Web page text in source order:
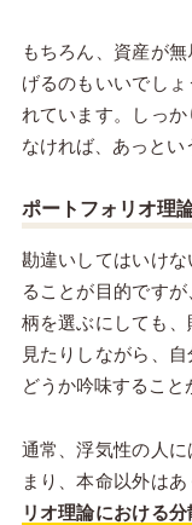
もちろん、資産が
げるのもいいでし
れています。しっ
なければ、あっとい
ポートフォリオ理
勘違いしてはいけ
ることが目的です
柄を選ぶにしても
見たりしながら、
どうか吟味すること
通常、浮気性の人
まり、本命以外は
リオ理論における